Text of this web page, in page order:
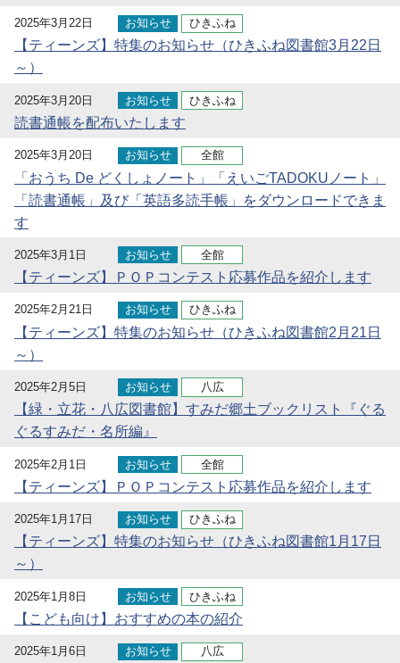
2025年3月22日 お知らせ ひきふね
【ティーンズ】特集のお知らせ（ひきふね図書館3月22日
～）
2025年3月20日 お知らせ ひきふね
読書通帳を配布いたします
2025年3月20日 お知らせ 全館
「おうち De どくしょノート」「えいごTADOKUノート」
「読書通帳」及び「英語多読手帳」をダウンロードできま
す
2025年3月1日 お知らせ 全館
【ティーンズ】ＰＯＰコンテスト応募作品を紹介します
2025年2月21日 お知らせ ひきふね
【ティーンズ】特集のお知らせ（ひきふね図書館2月21日
～）
2025年2月5日 お知らせ 八広
【緑・立花・八広図書館】すみだ郷土ブックリスト『ぐる
ぐるすみだ・名所編』
2025年2月1日 お知らせ 全館
【ティーンズ】ＰＯＰコンテスト応募作品を紹介します
2025年1月17日 お知らせ ひきふね
【ティーンズ】特集のお知らせ（ひきふね図書館1月17日
～）
2025年1月8日 お知らせ ひきふね
【こども向け】おすすめの本の紹介
2025年1月6日 お知らせ 八広